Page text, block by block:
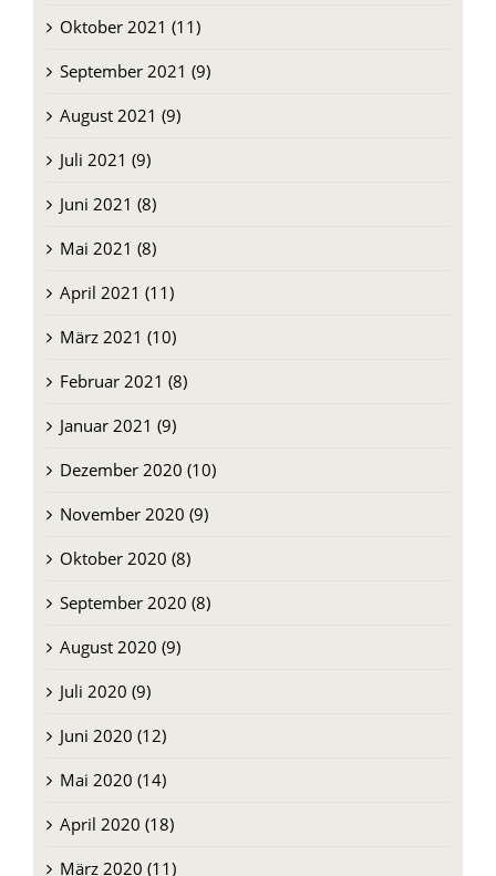
Oktober 2021 (11)
September 2021 (9)
August 2021 (9)
Juli 2021 (9)
Juni 2021 (8)
Mai 2021 (8)
April 2021 (11)
März 2021 (10)
Februar 2021 (8)
Januar 2021 (9)
Dezember 2020 (10)
November 2020 (9)
Oktober 2020 (8)
September 2020 (8)
August 2020 (9)
Juli 2020 (9)
Juni 2020 (12)
Mai 2020 (14)
April 2020 (18)
März 2020 (11)